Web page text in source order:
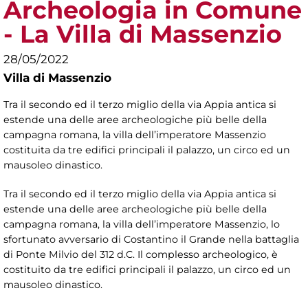
Archeologia in Comune
- La Villa di Massenzio
28/05/2022
Villa di Massenzio
Tra il secondo ed il terzo miglio della via Appia antica si
estende una delle aree archeologiche più belle della
campagna romana, la villa dell’imperatore Massenzio
costituita da tre edifici principali il palazzo, un circo ed un
mausoleo dinastico.
Tra il secondo ed il terzo miglio della via Appia antica si
estende una delle aree archeologiche più belle della
campagna romana, la villa dell’imperatore Massenzio, lo
sfortunato avversario di Costantino il Grande nella battaglia
di Ponte Milvio del 312 d.C. Il complesso archeologico, è
costituito da tre edifici principali il palazzo, un circo ed un
mausoleo dinastico.